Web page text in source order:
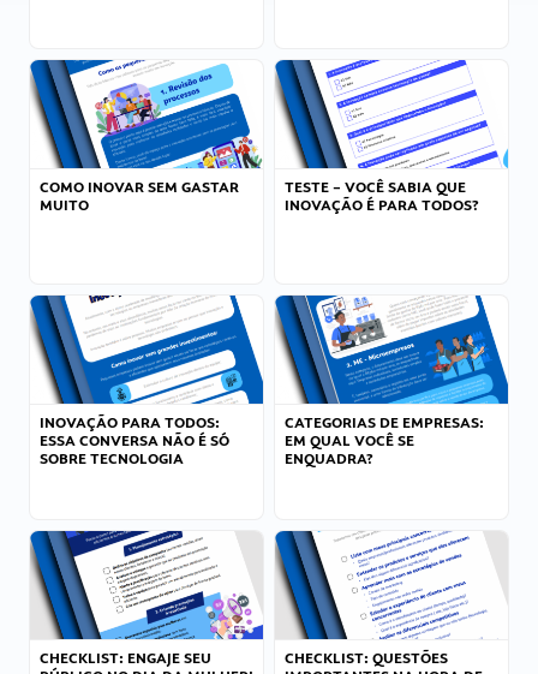
COMO INOVAR SEM GASTAR
MUITO
TESTE – VOCÊ SABIA QUE
INOVAÇÃO É PARA TODOS?
INOVAÇÃO PARA TODOS:
ESSA CONVERSA NÃO É SÓ
SOBRE TECNOLOGIA
CATEGORIAS DE EMPRESAS:
EM QUAL VOCÊ SE
ENQUADRA?
CHECKLIST: ENGAJE SEU
CHECKLIST: QUESTÕES